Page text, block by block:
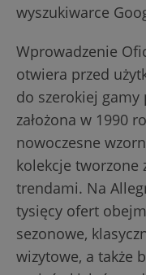
wyszukiwarce
Wprowadzenie
otwiera przed
do szerokiej
założona w 1990
nowoczesne
kolekcje tworzone
trendami. Na
tysięcy ofert
sezonowe,
wizytowe, a także